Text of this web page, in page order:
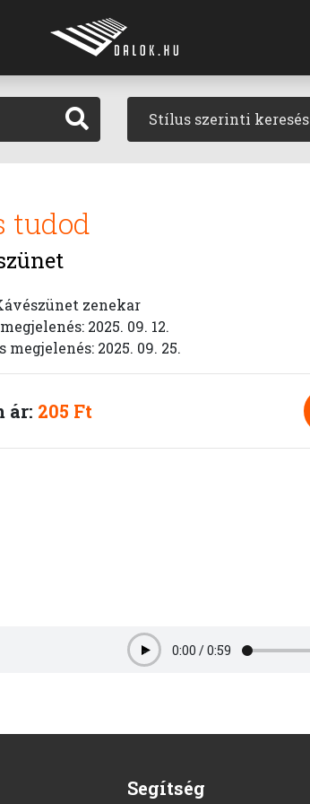
Stílus szerinti keresés
tudod
zenekar
2025. 09. 12.
2025. 09. 25.
ár: 205 Ft
Play0:00 /0:59
Segítség